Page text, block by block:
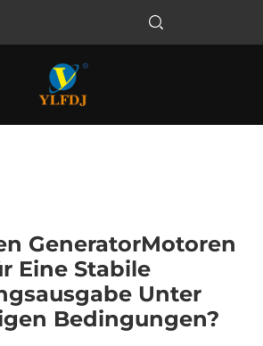
GeneratorMotoren
Eine Stabile
Unter
Bedingungen?